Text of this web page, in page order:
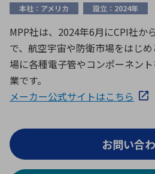
ロボティクス（AI）
データセンタ・クラ
ミリ波レーダー
品質管理・検査
接着・接合
製品製造・加工
民生
ICTソリューション
レーザー・光学部品
アルファベット順
A B
E
F
J
U
V
本社：アメリカ 設立：2024年
MPP社は、2024年6月にCPI社か
で、航空宇宙や防衛市場をはじ
場に各種電子管やコンポーネン
業です。
メーカー公式サイトはこちら
お問い合